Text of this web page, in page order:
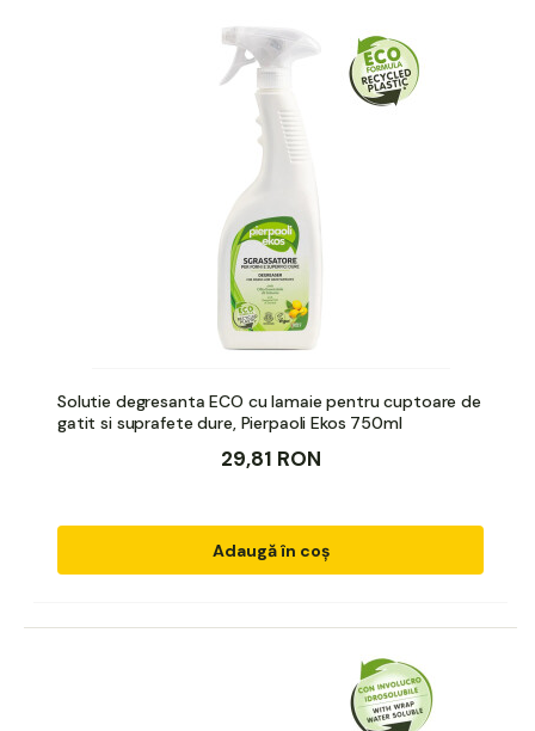
Solutie degresanta ECO cu lamaie pentru cuptoare de
gatit si suprafete dure, Pierpaoli Ekos 750ml
29,81 RON
Adaugă în coș